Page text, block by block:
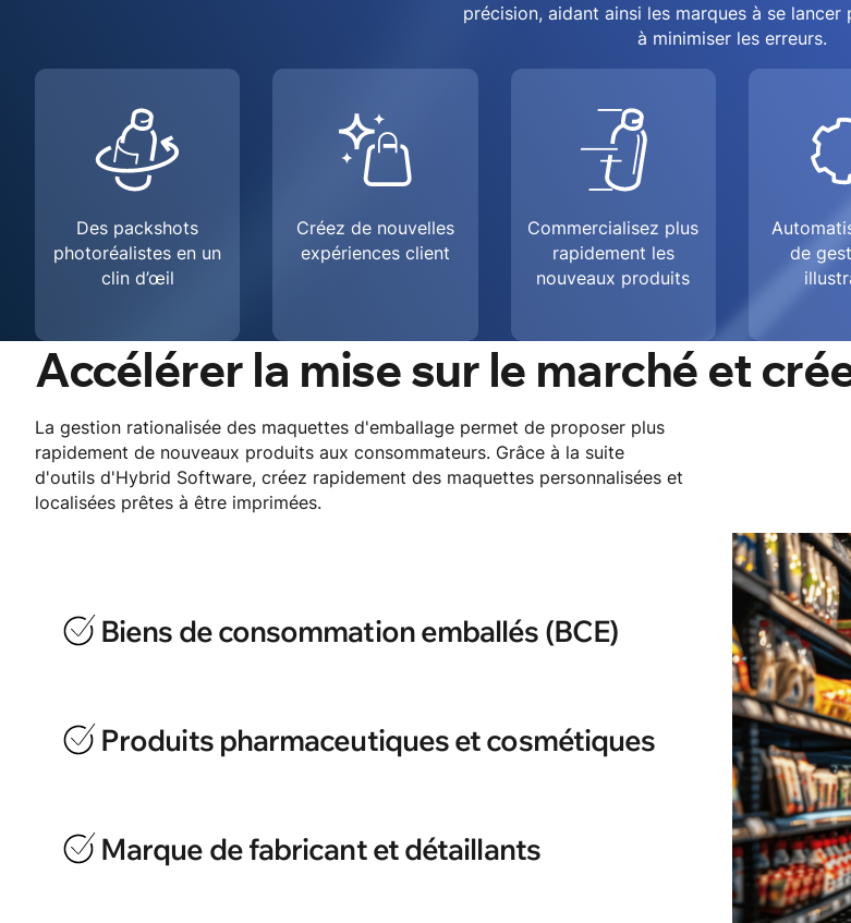
précision, aidant ainsi les marques à se lancer
à minimiser les erreurs.
Des packshots
photoréalistes en un
clin d’œil
Créez de nouvelles
expériences client
Commercialisez plus
rapidement les
nouveaux produits
de
Accélérer la mise sur le marché et
La gestion rationalisée des maquettes d'emballage permet de proposer plus
rapidement de nouveaux produits aux consommateurs. Grâce à la suite
d'outils d'Hybrid Software, créez rapidement des maquettes personnalisées et
localisées prêtes à être imprimées.
Biens de consommation emballés (BCE)
Produits pharmaceutiques et cosmétiques
prenantes.
Marque de fabricant et détaillants